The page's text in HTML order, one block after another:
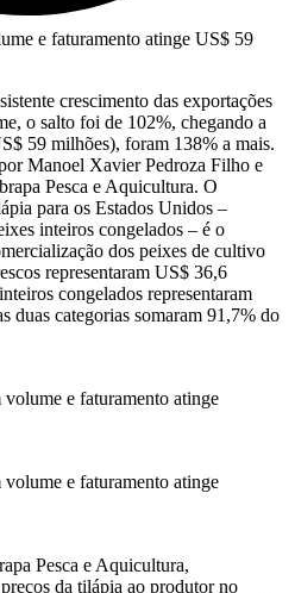
crescimento das exportações
o salto foi de 102%, chegando a
59 milhões), foram 138% a mais.
Manoel Xavier Pedroza Filho e
Pesca e Aquicultura. O
para os Estados Unidos –
inteiros congelados – é o
dos peixes de cultivo
representaram US$ 36,6
congelados representaram
duas categorias somaram 91,7% do
e faturamento atinge
e faturamento atinge
Pesca e Aquicultura,
da tilápia ao produtor no